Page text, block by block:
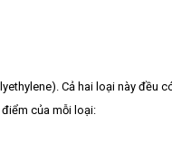
Cả hai loại này đều
của mỗi loại: